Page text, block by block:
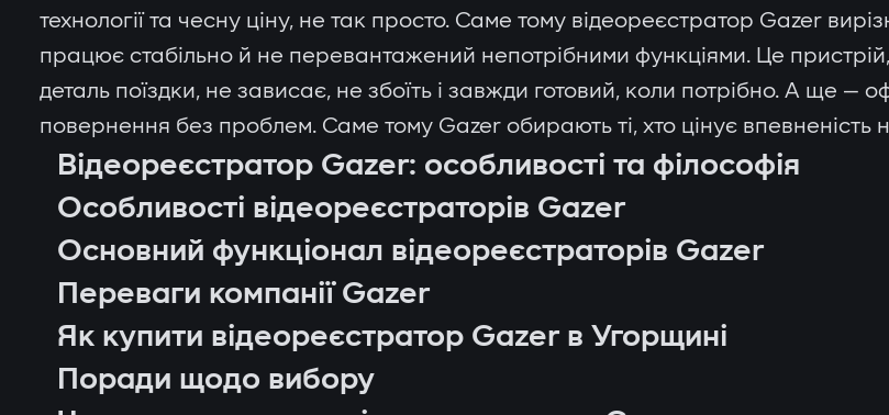
технології та чесну ціну, не так просто. Саме тому відеореєстратор Gazer
працює стабільно й не перевантажений непотрібними функціями. Це
деталь поїздки, не зависає, не збоїть і завжди готовий, коли потрібно. А ще —
повернення без проблем. Саме тому Gazer обирають ті, хто цінує впевненість
Відеореєстратор Gazer: особливості та філософія
Особливості відеореєстраторів Gazer
Основний функціонал відеореєстраторів Gazer
Переваги компанії Gazer
Як купити відеореєстратор Gazer в Угорщині
Поради щодо вибору